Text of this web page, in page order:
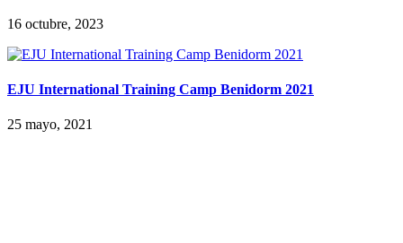
16 octubre, 2023
EJU International Training Camp Benidorm 2021
25 mayo, 2021